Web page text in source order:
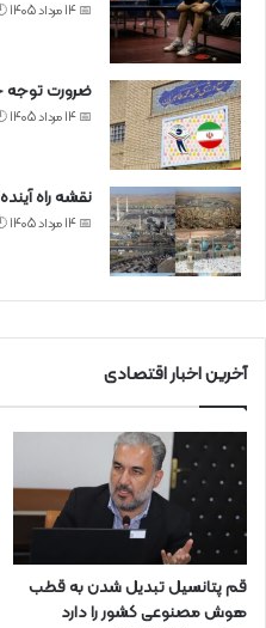
📅 14 مرداد 1405 🕙13:02
ضرورت توجه
📅 14 مرداد 1405 🕙00:55
نقشه راه
📅 14 مرداد 1405 🕙00:16
آخرین اخبار اقتصادی
قم پتانسیل تبدیل شدن به قطب
هوش مصنوعی کشور را دارد